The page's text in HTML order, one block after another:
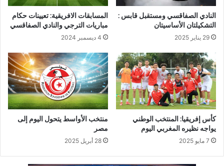
النادي الصفاقسي ومستقبل قابس :
التشكيلتان الأساسيتان
29 يناير 2025
المسابقات الافريقية: تعيينات حكام
مباريات الترجي والنادي الصفاقسي
4 ديسمبر 2024
كأس إفريقيا: المنتخب الوطني
يواجه نظيره المغربي اليوم
7 مايو 2025
منتخب الأواسط يتحول اليوم إلى
مصر
28 أبريل 2025